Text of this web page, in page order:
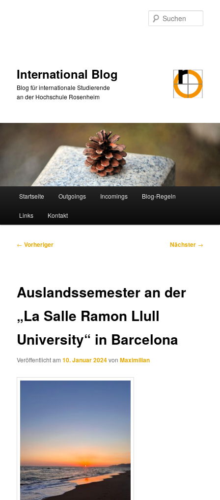
International Blog
Blog für internationale Studierende
an der Hochschule Rosenheim
Startseite Outgoings Incomings Blog-Regeln
Links Kontakt
Beitragsnavigation
← Vorheriger Nächster →
Auslandssemester an der
„La Salle Ramon Llull
University“ in Barcelona
Veröffentlicht am10. Januar 2024vonMaximilian